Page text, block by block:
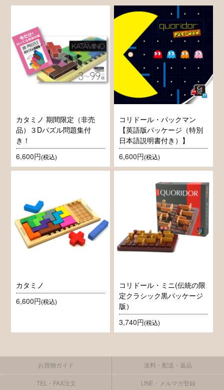
カタミノ 期間限定（非売
品）３Dパズル問題集付
き！
6,600円(税込)
コリドール・パックマン
【英語版パッケージ（特別
日本語説明書付き）】
6,600円(税込)
カタミノ
6,600円(税込)
コリドール・ミニ(伝統の限
定クラシック黒パッケージ
版）
3,740円(税込)
お買物ガイド 送料・配送・返品
TEL・FAX注文 LINE・メルマガ登録